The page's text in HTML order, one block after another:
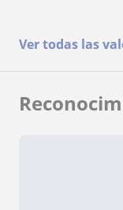
Ver todas las